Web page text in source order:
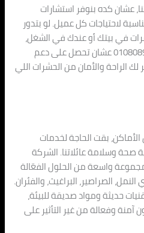
عشان كده بنوفر استشارات
لاحتياجات كل عميل. لو بتدور
في بيتك أو عندك في الشغل،
ماتترددش اتصل بينا على 01080892037 عشان تحصل على دعم
الراحة والأمان من الحشرات اللي
بقت الحاجة لخدمات
وسلامة عائلاتنا. الشركة
مجموعة واسعة من الحلول الفعّالة
الصراصير، البراغيث، والفئران.
حديثة ومواد صديقة للبيئة،
آمنة وفعالة من غير التأثير على